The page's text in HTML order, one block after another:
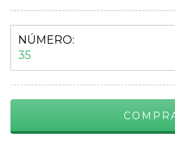
NÚMERO:
35